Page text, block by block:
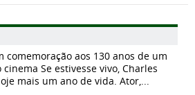
comemoração aos 130 anos de um
Se estivesse vivo, Charles
mais um ano de vida. Ator,...